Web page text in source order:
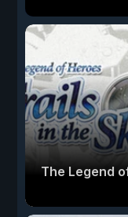
The Legend